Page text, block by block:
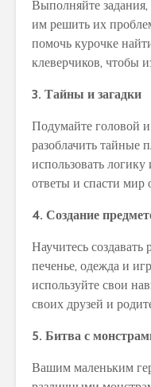
Выполняйте
им решить их
помочь курочке
клеверчиков, чтобы
3. Тайны и загадки
Подумайте головой и
разоблачить тайные
использовать
ответы и спасти мир
4. Создание
Научитесь
печенье, одежда и
используйте свои
своих друзей и
5. Битва с
Вашим маленьким